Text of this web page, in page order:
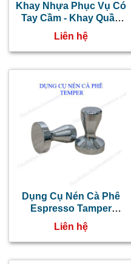
Khay Nhựa Phục Vụ Có
Tay Cầm - Khay Quầy
Bar Size Nhỏ
Liên hệ
Dụng Cụ Nén Cà Phê
Espresso Tamper
57.5mm
Liên hệ